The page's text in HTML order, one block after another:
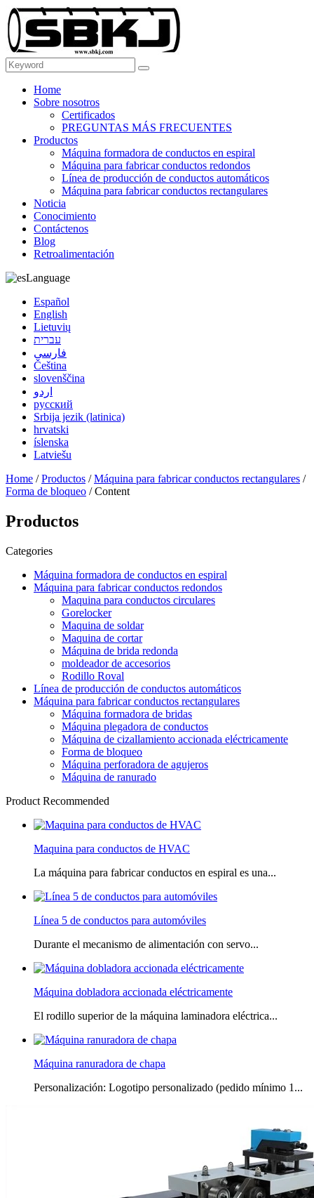
Home
Sobre nosotros
Certificados
PREGUNTAS MÁS FRECUENTES
Productos
Máquina formadora de conductos en espiral
Máquina para fabricar conductos redondos
Línea de producción de conductos automáticos
Máquina para fabricar conductos rectangulares
Noticia
Conocimiento
Contáctenos
Blog
Retroalimentación
Language
Español
English
Lietuvių
עברית
فارسی
Čeština
slovenščina
اردو
русский
Srbija jezik (latinica)
hrvatski
íslenska
Latviešu
Home /Productos /Máquina para fabricar conductos rectangulares /
Forma de bloqueo / Content
Productos
Categories
Máquina formadora de conductos en espiral
Máquina para fabricar conductos redondos
Maquina para conductos circulares
Gorelocker
Maquina de soldar
Maquina de cortar
Máquina de brida redonda
moldeador de accesorios
Rodillo Roval
Línea de producción de conductos automáticos
Máquina para fabricar conductos rectangulares
Máquina formadora de bridas
Máquina plegadora de conductos
Máquina de cizallamiento accionada eléctricamente
Forma de bloqueo
Máquina perforadora de agujeros
Máquina de ranurado
Product Recommended
Maquina para conductos de HVAC
La máquina para fabricar conductos en espiral es una...
Línea 5 de conductos para automóviles
Durante el mecanismo de alimentación con servo...
Máquina dobladora accionada eléctricamente
El rodillo superior de la máquina laminadora eléctrica...
Máquina ranuradora de chapa
Personalización: Logotipo personalizado (pedido mínimo 1...